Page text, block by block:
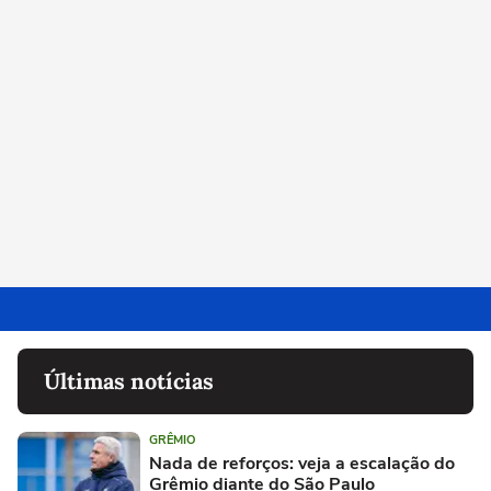
Últimas notícias
GRÊMIO
Nada de reforços: veja a escalação do
Grêmio diante do São Paulo